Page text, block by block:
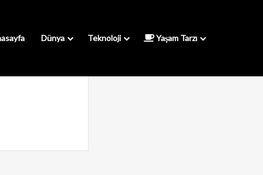
Dünya Teknoloji Yaşam Tarzı